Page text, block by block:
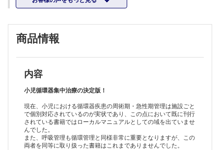
商品情報
内容
小児循環器集中治療の決定版！
現在、小児における循環器疾患の周術期・急性期管理は施設ごと
で個別対応されているのが実状であり、この点において既に刊行
されている書籍ではローカルマニュアルとしての域を出ていませ
んでした。
また、呼吸管理も循環管理と同様非常に重要となりますが、この
両者を同等に取り扱った書籍はこれまでありませんでした。